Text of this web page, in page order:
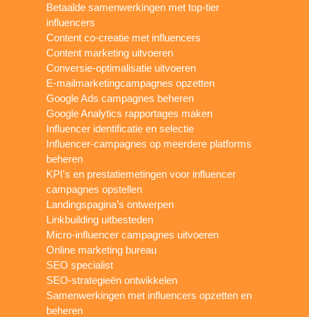
Betaalde samenwerkingen met top-tier
influencers
Content co-creatie met influencers
Content marketing uitvoeren
Conversie-optimalisatie uitvoeren
E-mailmarketingcampagnes opzetten
Google Ads campagnes beheren
Google Analytics rapportages maken
Influencer identificatie en selectie
Influencer-campagnes op meerdere platforms
beheren
KPI's en prestatiemetingen voor influencer
campagnes opstellen
Landingspagina’s ontwerpen
Linkbuilding uitbesteden
Micro-influencer campagnes uitvoeren
Online marketing bureau
SEO specialist
SEO-strategieën ontwikkelen
Samenwerkingen met influencers opzetten en
beheren